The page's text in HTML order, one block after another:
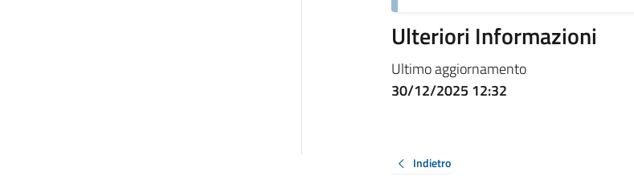
Ulteriori Informazioni
Ultimo aggiornamento
30/12/2025 12:32
Indietro